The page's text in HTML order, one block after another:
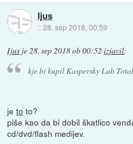
Ijus
::28. sep 2018, 00:59
Ijus je28. sep 2018 ob 00:52 izjavil:
kje bi kupil Kaspersky Lab
jeto to?
piše kao da bi dobil škatlico
cd/dvd/flash medijev.